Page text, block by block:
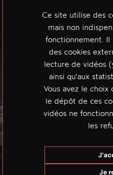
Ce site utilise des
mais non
fonctionnement. Il
des cookies
lecture de vidéos
ainsi qu'aux
Vous avez le choix
le dépôt de ces
vidéos ne
les
Je